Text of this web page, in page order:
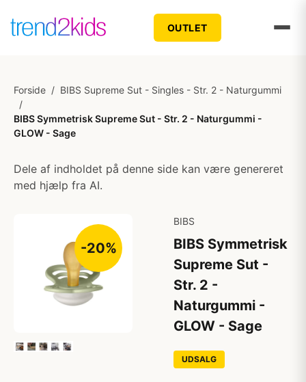
OUTLET
Forside / BIBS Supreme Sut - Singles - Str. 2 - Naturgummi
/
BIBS Symmetrisk Supreme Sut - Str. 2 - Naturgummi -
GLOW - Sage
Dele af indholdet på denne side kan være genereret
med hjælp fra AI.
-20%
BIBS
BIBS Symmetrisk
Supreme Sut -
Str. 2 -
Naturgummi -
GLOW - Sage
UDSALG